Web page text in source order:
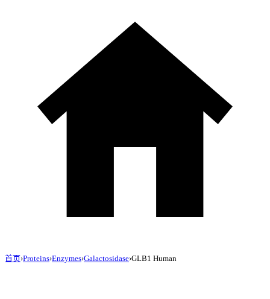
首页›Proteins›Enzymes›Galactosidase›GLB1 Human